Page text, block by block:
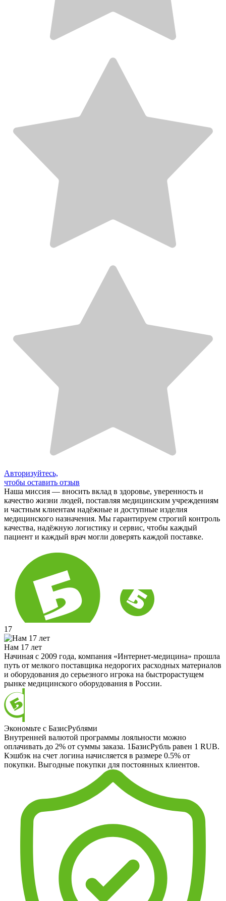
Авторизуйтесь,
чтобы оставить отзыв
Наша миссия — вносить вклад в здоровье, уверенность и
качество жизни людей, поставляя медицинским учреждениям
и частным клиентам надёжные и доступные изделия
медицинского назначения. Мы гарантируем строгий контроль
качества, надёжную логистику и сервис, чтобы каждый
пациент и каждый врач могли доверять каждой поставке.
17
Нам 17 лет
Начиная с 2009 года, компания «Интернет-медицина» прошла
путь от мелкого поставщика недорогих расходных материалов
и оборудования до серьезного игрока на быстрорастущем
рынке медицинского оборудования в России.
Экономьте с БазисРублями
Внутренней валютой программы лояльности можно
оплачивать до 2% от суммы заказа. 1БазисРубль равен 1 RUB.
Кэшбэк на счет логина начисляется в размере 0.5% от
покупки. Выгодные покупки для постоянных клиентов.